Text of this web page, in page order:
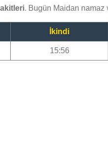
. Bugün Maidan namaz
İkindi
15:56